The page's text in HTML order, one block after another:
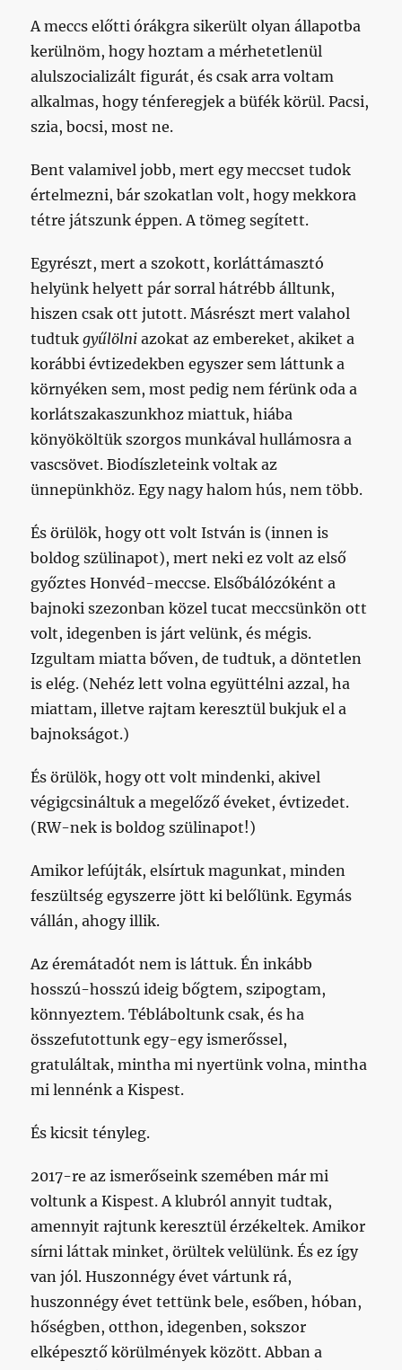
A meccs előtti órákgra sikerült olyan állapotba
kerülnöm, hogy hoztam a mérhetetlenül
alulszocializált figurát, és csak arra voltam
alkalmas, hogy ténferegjek a büfék körül. Pacsi,
szia, bocsi, most ne.
Bent valamivel jobb, mert egy meccset tudok
értelmezni, bár szokatlan volt, hogy mekkora
tétre játszunk éppen. A tömeg segített.
Egyrészt, mert a szokott, korláttámasztó
helyünk helyett pár sorral hátrébb álltunk,
hiszen csak ott jutott. Másrészt mert valahol
tudtukgyűlölni azokat az embereket, akiket a
korábbi évtizedekben egyszer sem láttunk a
környéken sem, most pedig nem férünk oda a
korlátszakaszunkhoz miattuk, hiába
könyököltük szorgos munkával hullámosra a
vascsövet. Biodíszleteink voltak az
ünnepünkhöz. Egy nagy halom hús, nem több.
És örülök, hogy ott volt István is (innen is
boldog szülinapot), mert neki ez volt az első
győztes Honvéd-meccse. Elsőbálózóként a
bajnoki szezonban közel tucat meccsünkön ott
volt, idegenben is járt velünk, és mégis.
Izgultam miatta bőven, de tudtuk, a döntetlen
is elég. (Nehéz lett volna együttélni azzal, ha
miattam, illetve rajtam keresztül bukjuk el a
bajnokságot.)
És örülök, hogy ott volt mindenki, akivel
végigcsináltuk a megelőző éveket, évtizedet.
(RW-nek is boldog szülinapot!)
Amikor lefújták, elsírtuk magunkat, minden
feszültség egyszerre jött ki belőlünk. Egymás
vállán, ahogy illik.
Az éremátadót nem is láttuk. Én inkább
hosszú-hosszú ideig bőgtem, szipogtam,
könnyeztem. Tébláboltunk csak, és ha
összefutottunk egy-egy ismerőssel,
gratuláltak, mintha mi nyertünk volna, mintha
mi lennénk a Kispest.
És kicsit tényleg.
2017-re az ismerőseink szemében már mi
voltunk a Kispest. A klubról annyit tudtak,
amennyit rajtunk keresztül érzékeltek. Amikor
sírni láttak minket, örültek velülünk. És ez így
van jól. Huszonnégy évet vártunk rá,
huszonnégy évet tettünk bele, esőben, hóban,
hőségben, otthon, idegenben, sokszor
elképesztő körülmények között. Abban a